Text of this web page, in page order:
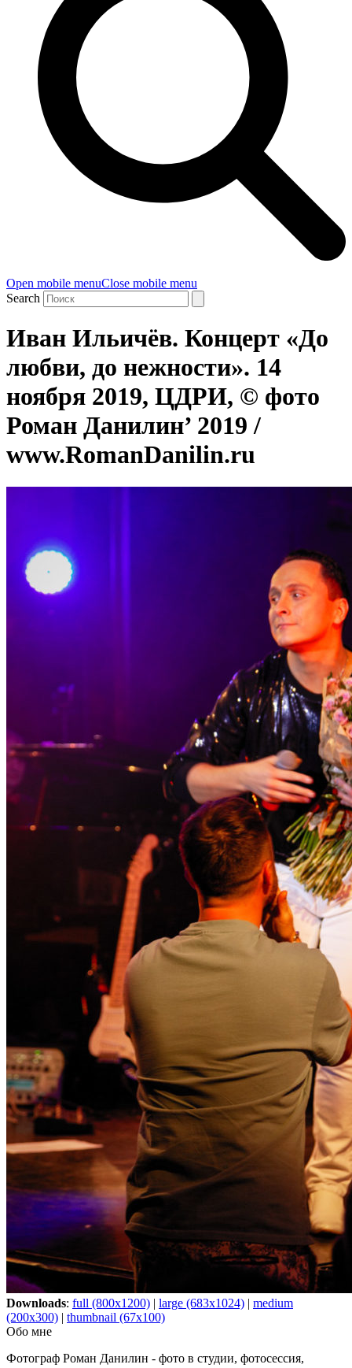
Open mobile menuClose mobile menu
Search
Иван Ильичёв. Концерт «До
любви, до нежности». 14
ноября 2019, ЦДРИ, © фото
Роман Данилин’ 2019 /
www.RomanDanilin.ru
Downloads: full (800x1200) | large (683x1024) | medium
(200x300) | thumbnail (67x100)
Обо мне
Фотограф Роман Данилин - фото в студии, фотосессия,